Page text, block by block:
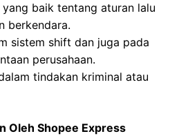
baik tentang aturan lalu
berkendara.
sistem shift dan juga pada
perusahaan.
tindakan kriminal atau
Oleh Shopee Express